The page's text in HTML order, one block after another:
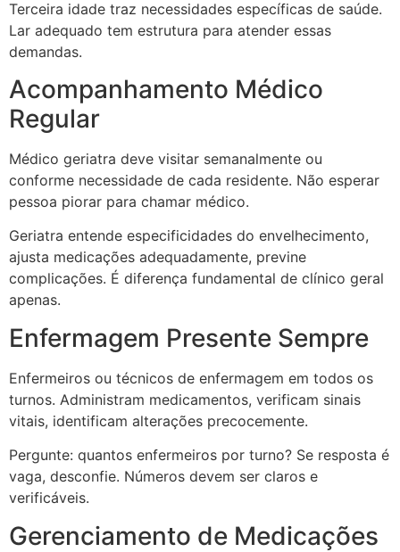
Terceira idade traz necessidades específicas de saúde.
Lar adequado tem estrutura para atender essas
demandas.
Acompanhamento Médico
Regular
Médico geriatra deve visitar semanalmente ou
conforme necessidade de cada residente. Não esperar
pessoa piorar para chamar médico.
Geriatra entende especificidades do envelhecimento,
ajusta medicações adequadamente, previne
complicações. É diferença fundamental de clínico geral
apenas.
Enfermagem Presente Sempre
Enfermeiros ou técnicos de enfermagem em todos os
turnos. Administram medicamentos, verificam sinais
vitais, identificam alterações precocemente.
Pergunte: quantos enfermeiros por turno? Se resposta é
vaga, desconfie. Números devem ser claros e
verificáveis.
Gerenciamento de Medicações